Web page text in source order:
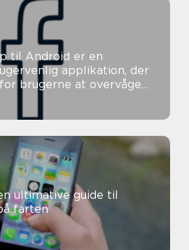
til Android er en
applikation, der
brugerne at overvåge
farten